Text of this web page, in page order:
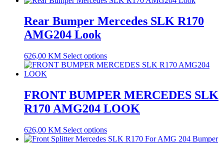
Rear Bumper Mercedes SLK R170
AMG204 Look
626,00 KM Select options
FRONT BUMPER MERCEDES SLK
R170 AMG204 LOOK
626,00 KM Select options